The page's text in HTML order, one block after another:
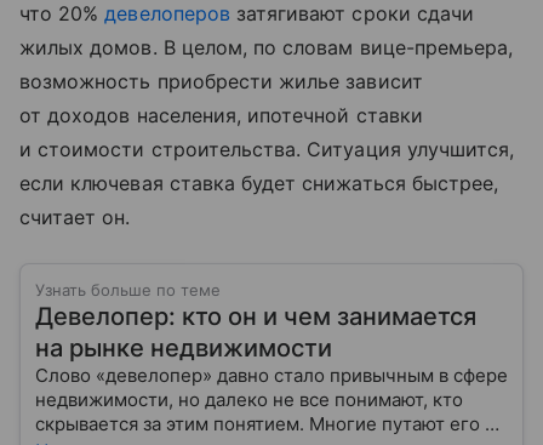
что 20%девелоперов затягивают сроки сдачи
жилых домов. В целом, по словам вице-премьера,
возможность приобрести жилье зависит
от доходов населения, ипотечной ставки
и стоимости строительства. Ситуация улучшится,
если ключевая ставка будет снижаться быстрее,
считает он.
Узнать больше по теме
Девелопер: кто он и чем занимается
на рынке недвижимости
Слово «девелопер» давно стало привычным в сфере
недвижимости, но далеко не все понимают, кто
скрывается за этим понятием. Многие путают его с